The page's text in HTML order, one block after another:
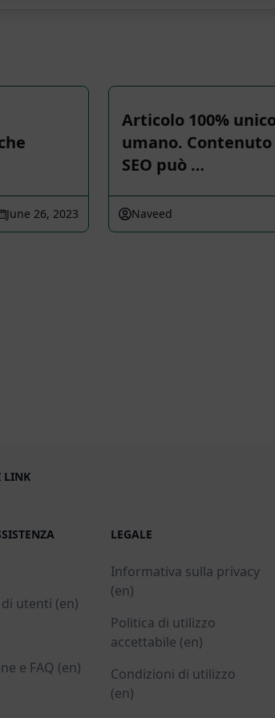
June 26, 2023
Articolo 100%
umano.
SEO può …
Naveed
LINK
utenti (en)
e FAQ (en)
LEGALE
Informativa sulla privacy
(en)
Politica di utilizzo
accettabile (en)
Condizioni di utilizzo
(en)